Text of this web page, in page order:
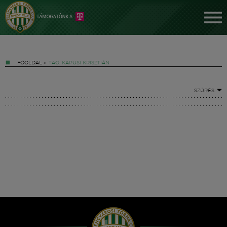
FŐOLDAL » TAG: KAPUSI KRISZTIÁN
SZŰRÉS
Hírek